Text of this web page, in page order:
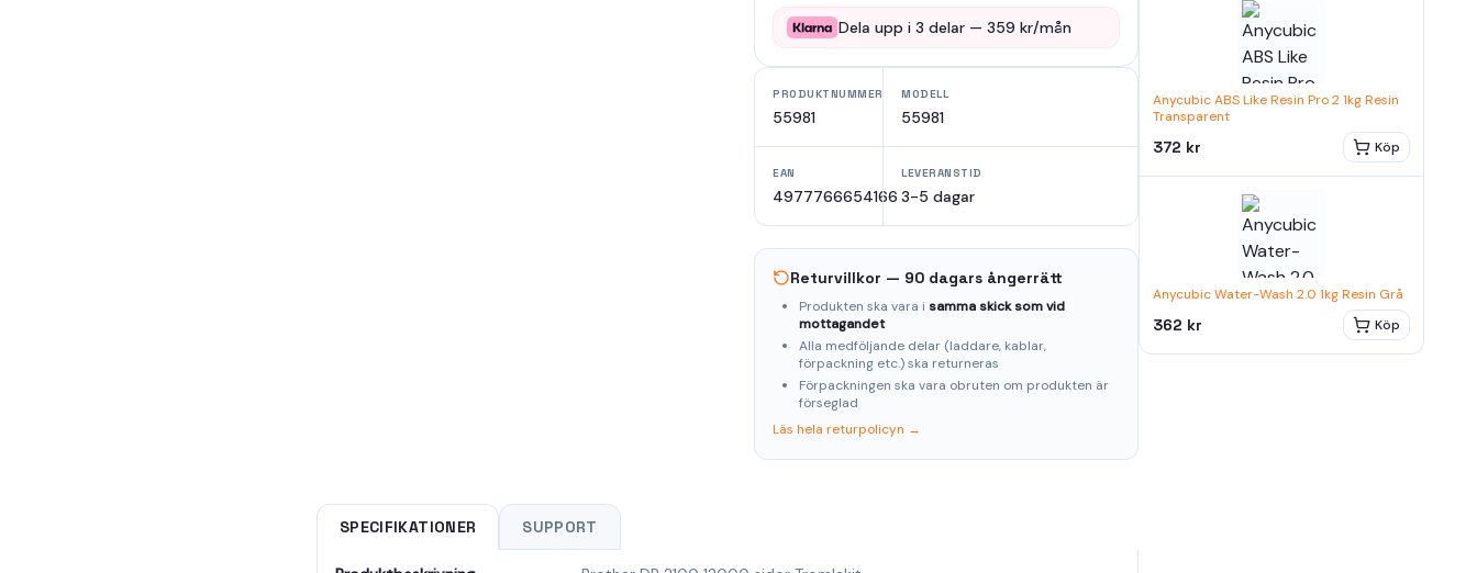
Dela upp i3 delar —359 kr/mån
PRODUKTNUMMER
55981
MODELL
55981
EAN
4977766654166
LEVERANSTID
3-5 dagar
Returvillkor — 90 dagars ångerrätt
Produkten ska vara i samma skick som vid
mottagandet
Alla medföljande delar (laddare, kablar,
förpackning etc.) ska returneras
Förpackningen ska vara obruten om produkten är
förseglad
Läs hela returpolicyn →
SPECIFIKATIONER SUPPORT
Anycubic ABS Like Resin Pro 2 1kg Resin
Transparent
372 kr Köp
Anycubic Water-Wash 2.0 1kg Resin Grå
362 kr Köp